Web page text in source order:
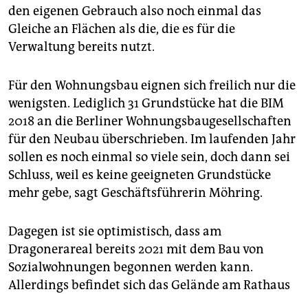
den eigenen Gebrauch also noch einmal das
Gleiche an Flächen als die, die es für die
Verwaltung bereits nutzt.
Für den Wohnungsbau eignen sich freilich nur die
wenigsten. Lediglich 31 Grundstücke hat die BIM
2018 an die Berliner Wohnungsbaugesellschaften
für den Neubau überschrieben. Im laufenden Jahr
sollen es noch einmal so viele sein, doch dann sei
Schluss, weil es keine geeigneten Grundstücke
mehr gebe, sagt Geschäftsführerin Möhring.
Dagegen ist sie optimistisch, dass am
Dragonerareal bereits 2021 mit dem Bau von
Sozialwohnungen begonnen werden kann.
Allerdings befindet sich das Gelände am Rathaus